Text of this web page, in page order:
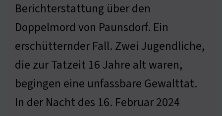
Berichterstattung über den
Doppelmord von Paunsdorf. Ein
erschütternder Fall. Zwei Jugendliche,
die zur Tatzeit 16 Jahre alt waren,
begingen eine unfassbare Gewalttat.
In der Nacht des 16. Februar 2024